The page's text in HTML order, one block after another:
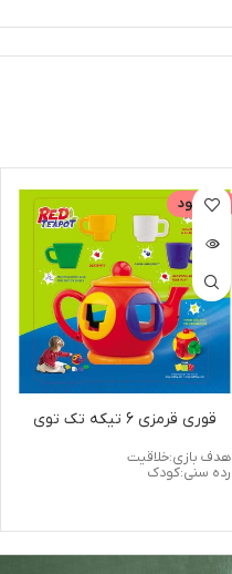
ناموجود
قوری قرمزی 6 تیکه تک توی
هدف بازی:خلاقیت
رده سنی:کودک